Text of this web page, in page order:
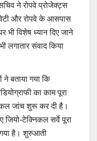
ने रोपवे प्रोजेक्ट्स
और रोपवे के आसपास
भी विशेष ध्यान दिए जाने
लगातार संवाद किया
बताया गया कि
का काम पूरा
जांच शुरू कर दी है।
टेक्निकल सर्वे पूरा
गया है। शुरुआती